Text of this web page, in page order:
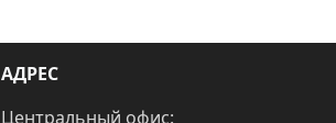
АДРЕС
Центральный офис: